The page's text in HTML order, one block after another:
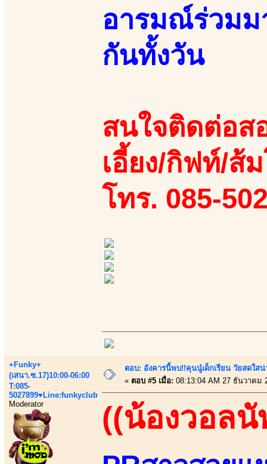
อารมณ์ร่วมม
กันทั้งวัน
สนใจติดต่อส
เอี้ยง/กิฟท์/ส้
โทร. 085-
+Funky+
(เสนา.ซ.17)10:00-06:00
T:085-
5027899♥Line:funkyclub
Moderator
ตอบ: อังคารนี้พบ!!คุนนู๋เด็กเรียน วัยสดใส
« ตอบ #5 เมื่อ: 08:13:04 AM 27 ธันวาคม
((น้องวอลนั